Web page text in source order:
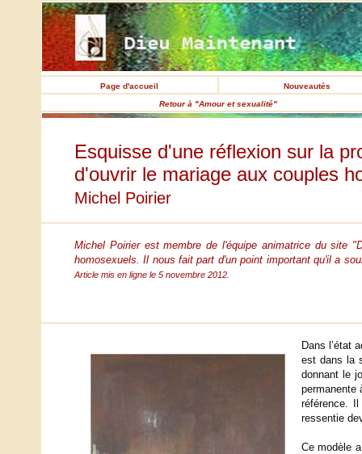
Page d'accueil
Nouveautés
Retour à "Amour et sexualité"
Esquisse d'une réflexion sur la
d'ouvrir le mariage aux couples
Michel Poirier
Michel Poirier est membre de l'équipe animatrice du site
homosexuels. Il nous fait part d'un point important qu'il a
Article mis en ligne le 5 novembre 2012.
Dans l’état
est dans la
donnant le
permanente
référence.
ressentie
Ce modèle